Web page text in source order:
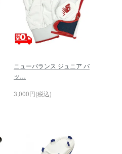
ニューバランス ジュニア バ
ッ…
3,000円(税込)